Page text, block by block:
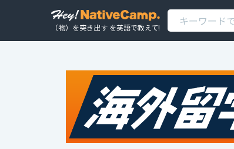
（物）を突き出す を英語で教えて!